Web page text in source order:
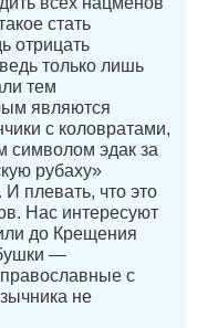
стать
отрицать
только лишь
тем
являются
с коловратами,
символом эдак за
рубаху»
плевать, что это
Нас интересуют
до Крещения
—
с
не